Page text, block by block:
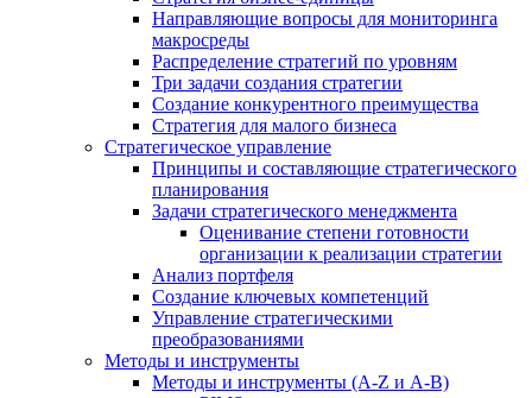
Направляющие вопросы для мониторинга
макросреды
Распределение стратегий по уровням
Три задачи создания стратегии
Создание конкурентного преимущества
Стратегия для малого бизнеса
Стратегическое управление
Принципы и составляющие стратегического
планирования
Задачи стратегического менеджмента
Оценивание степени готовности
организации к реализации стратегии
Анализ портфеля
Создание ключевых компетенций
Управление стратегическими
преобразованиями
Методы и инструменты
Методы и инструменты (A-Z и А-В)